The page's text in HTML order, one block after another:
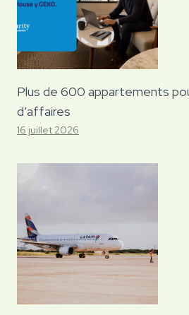
Plus de 600 appartements
d’affaires
16 juillet 2026